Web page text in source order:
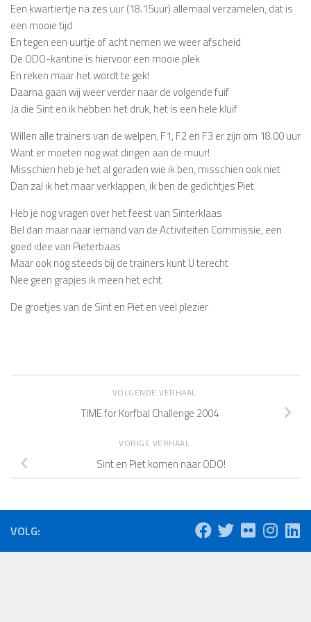
Een kwartiertje na zes uur (18.15uur) allemaal verzamelen, dat is
een mooie tijd
En tegen een uurtje of acht nemen we weer afscheid
De ODO-kantine is hiervoor een mooie plek
En reken maar het wordt te gek!
Daarna gaan wij weer verder naar de volgende fuif
Ja die Sint en ik hebben het druk, het is een hele kluif
Willen alle trainers van de welpen, F1, F2 en F3 er zijn om 18.00 uur
Want er moeten nog wat dingen aan de muur!
Misschien heb je het al geraden wie ik ben, misschien ook niet
Dan zal ik het maar verklappen, ik ben de gedichtjes Piet
Heb je nog vragen over het feest van Sinterklaas
Bel dan maar naar iemand van de Activiteiten Commissie, een
goed idee van Pieterbaas
Maar ook nog steeds bij de trainers kunt U terecht
Nee geen grapjes ik meen het echt
De groetjes van de Sint en Piet en veel plezier
VOLGENDE VERHAAL
TIME for Korfbal Challenge 2004
VORIGE VERHAAL
Sint en Piet komen naar ODO!
VOLG: